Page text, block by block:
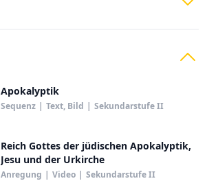
Apokalyptik
Sequenz | Text, Bild | Sekundarstufe II
Reich Gottes der jüdischen Apokalyptik,
Jesu und der Urkirche
Anregung | Video | Sekundarstufe II